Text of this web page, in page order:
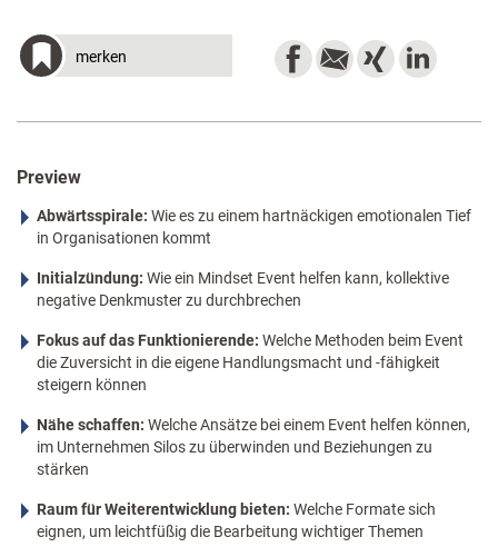
merken
Preview
Abwärtsspirale: Wie es zu einem hartnäckigen emotionalen Tief
in Organisationen kommt
Initialzündung: Wie ein Mindset Event helfen kann, kollektive
negative Denkmuster zu durchbrechen
Fokus auf das Funktionierende: Welche Methoden beim Event
die Zuversicht in die eigene Handlungsmacht und -fähigkeit
steigern können
Nähe schaffen: Welche Ansätze bei einem Event helfen können,
im Unternehmen Silos zu überwinden und Beziehungen zu
stärken
Raum für Weiterentwicklung bieten: Welche Formate sich
eignen, um leichtfüßig die Bearbeitung wichtiger Themen